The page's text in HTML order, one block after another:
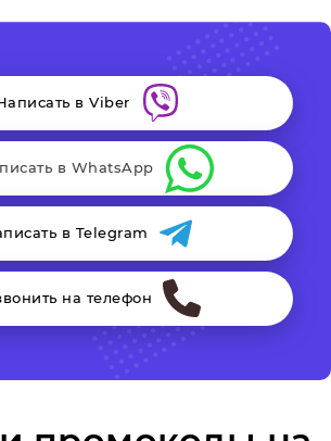
в Viber
в WhatsApp
в Telegram
на телефон